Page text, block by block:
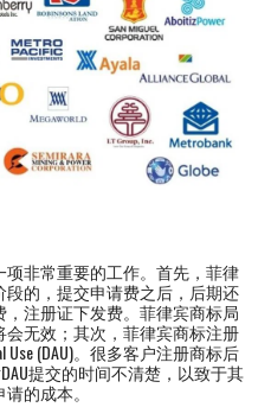
非常重要的工作。首先，菲律
的，提交申请费之后，后期还
注册证下发费。菲律宾商标局
无效；其次，菲律宾商标注册
Use (DAU)。很多客户注册商标后
提交的时间不清楚，以致于其
的成本。